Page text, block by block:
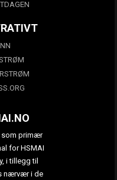
som primær
for HSMAI
i tillegg til
nærvær i de